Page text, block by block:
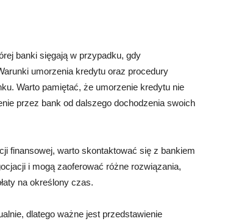
banki sięgają w przypadku, gdy
umorzenia kredytu oraz procedury
Warto pamiętać, że umorzenie kredytu nie
przez bank od dalszego dochodzenia swoich
finansowej, warto skontaktować się z bankiem
i mogą zaoferować różne rozwiązania,
na określony czas.
dlatego ważne jest przedstawienie